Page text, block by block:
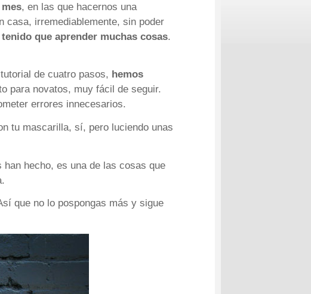
, en las que hacernos una
casa, irremediablemente, sin poder
que aprender muchas cosas.
de cuatro pasos, hemos
para novatos, muy fácil de seguir.
errores innecesarios.
tu mascarilla, sí, pero luciendo unas
hecho, es una de las cosas que
que no lo pospongas más y sigue